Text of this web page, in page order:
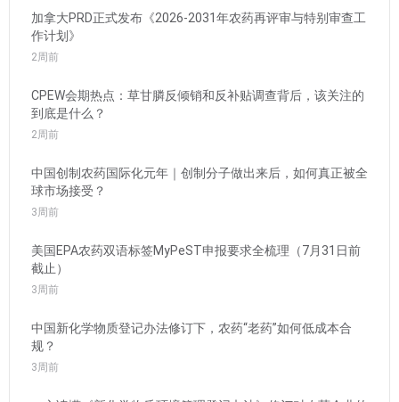
加拿大PRD正式发布《2026-2031年农药再评审与特别审查工
作计划》
2周前
CPEW会期热点：草甘膦反倾销和反补贴调查背后，该关注的
到底是什么？
2周前
中国创制农药国际化元年｜创制分子做出来后，如何真正被全
球市场接受？
3周前
美国EPA农药双语标签MyPeST申报要求全梳理（7月31日前
截止）
3周前
中国新化学物质登记办法修订下，农药“老药”如何低成本合
规？
3周前